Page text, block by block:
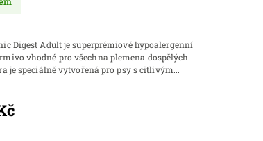
Digest Adult je superprémiové hypoalergenní
vhodné pro všechna plemena dospělých
je speciálně vytvořená pro psy s citlivým...